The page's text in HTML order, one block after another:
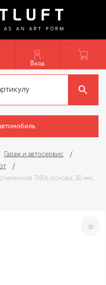
Вход
Гараж и автосервис
ЭВА основа, 30 мм,